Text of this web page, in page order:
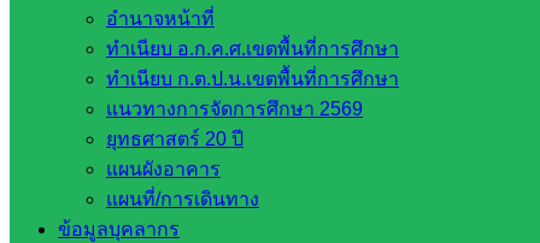
อำนาจหน้าที่
ทำเนียบ อ.ก.ค.ศ.เขตพื้นที่การศึกษา
ทำเนียบ ก.ต.ป.น.เขตพื้นที่การศึกษา
แนวทางการจัดการศึกษา 2569
ยุทธศาสตร์ 20 ปี
แผนผังอาคาร
แผนที่/การเดินทาง
ข้อมูลบุคลากร
อำนวยการป้องกันและปราบปรามยาเสพ
ติดจังหวัดสระแก้ว ครั้งที่ ๓/๒๕๖๖ ณ ห้อง
ประชุมบูรพา ชั้น ๔ ศาลากลางจังหวัด
สระแก้ว
มีนาคม 30, 2023